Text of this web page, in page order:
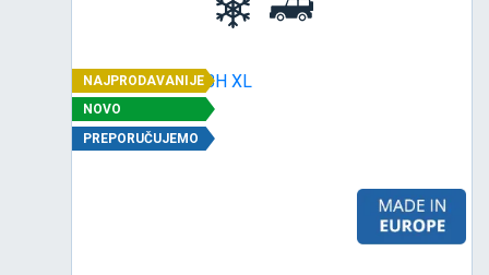
NAJPRODAVANIJE
NOVO
PREPORUČUJEMO